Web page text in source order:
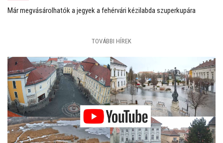
Már megvásárolhatók a jegyek a fehérvári kézilabda szuperkupára
TOVÁBBI HÍREK